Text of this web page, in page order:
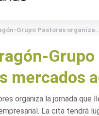
Grupo Pastores organiza…
mercados
organiza la jornada
La cita tendrá